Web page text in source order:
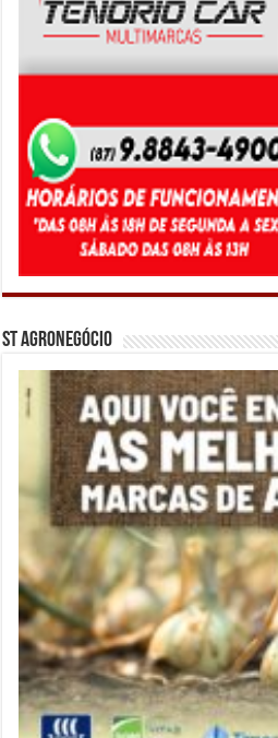
ST Agronegócio